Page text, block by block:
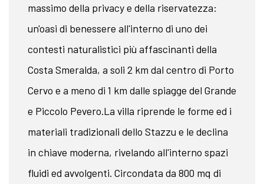
massimo della privacy e della riservatezza:
un'oasi di benessere all'interno di uno dei
contesti naturalistici più affascinanti della
Costa Smeralda, a soli 2 km dal centro di Porto
Cervo e a meno di 1 km dalle spiagge del Grande
e Piccolo Pevero.La villa riprende le forme ed i
materiali tradizionali dello Stazzu e le declina
in chiave moderna, rivelando all'interno spazi
fluidi ed avvolgenti. Circondata da 800 mq di